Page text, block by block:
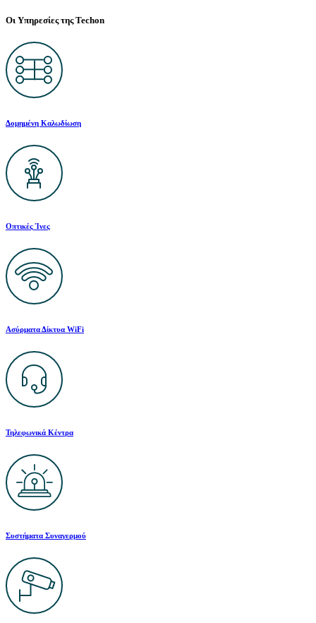
Οι Υπηρεσίες της Techon
Δομημένη Καλωδίωση
Οπτικές Ίνες
Ασύρματα Δίκτυα WiFi
Τηλεφωνικά Κέντρα
Συστήματα Συναγερμού